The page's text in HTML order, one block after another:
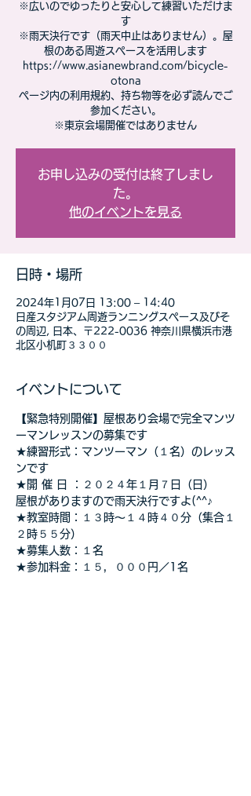
※広いのでゆったりと安心して練習いただけま
す
※雨天決行です（雨天中止はありません）。屋
根のある周遊スペースを活用します
https://www.asianewbrand.com/bicycle-
otona
ページ内の利用規約、持ち物等を必ず読んでご
参加ください。
※東京会場開催ではありません
お申し込みの受付は終了しまし
た。
他のイベントを見る
日時・場所
2024年1月07日 13:00 – 14:40
日産スタジアム周遊ランニングスペース及びそ
の周辺, 日本、〒222-0036 神奈川県横浜市港
北区小机町３３００
イベントについて
【緊急特別開催】屋根あり会場で完全マンツ
ーマンレッスンの募集です
★練習形式：マンツーマン（１名）のレッス
ンです
★開 催 日 ：２０２４年１月７日（日）
屋根がありますので雨天決行ですよ(^^♪
★教室時間：１３時～１４時４０分（集合１
２時５５分）
★募集人数：１名
★参加料金：１５，０００円／1名